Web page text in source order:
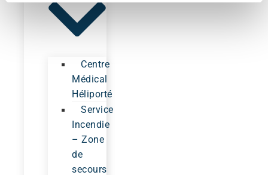
Centre
Médical
Héliporté
Service
Incendie
– Zone
de
secours